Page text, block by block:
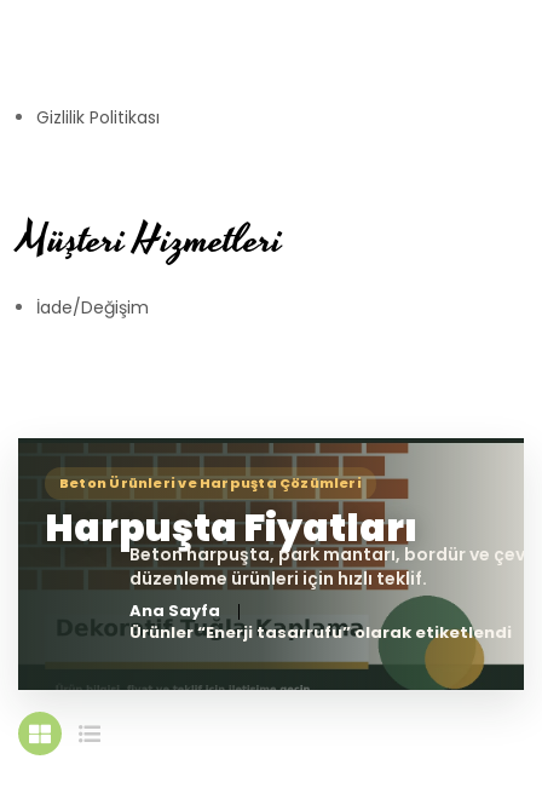
Gizlilik Politikası
Müşteri Hizmetleri
İade/Değişim
Ana Sayfa
Ürünler “Enerji tasarrufu” olarak etiketlendi